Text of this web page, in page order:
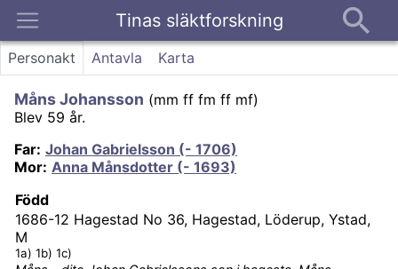
Tinas släktforskning
Kontakt
Personakt Antavla Karta
Måns Johansson (mm ff fm ff mf)
Blev 59 år.
Far: Johan Gabrielsson (- 1706)
Mor: Anna Månsdotter (- 1693)
Född
1686-12 Hagestad No 36, Hagestad, Löderup, Ystad,
M
1a) 1b) 1c)